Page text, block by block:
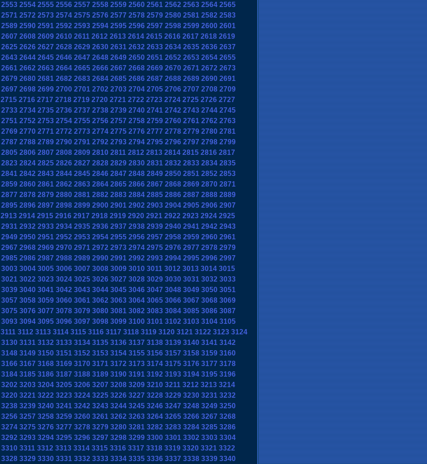
2553 2554 2555 2556 2557 2558 2559 2560 2561 2562 2563 2564 2565
2571 2572 2573 2574 2575 2576 2577 2578 2579 2580 2581 2582 2583
2589 2590 2591 2592 2593 2594 2595 2596 2597 2598 2599 2600 2601
2607 2608 2609 2610 2611 2612 2613 2614 2615 2616 2617 2618 2619
2625 2626 2627 2628 2629 2630 2631 2632 2633 2634 2635 2636 2637
2643 2644 2645 2646 2647 2648 2649 2650 2651 2652 2653 2654 2655
2661 2662 2663 2664 2665 2666 2667 2668 2669 2670 2671 2672 2673
2679 2680 2681 2682 2683 2684 2685 2686 2687 2688 2689 2690 2691
2697 2698 2699 2700 2701 2702 2703 2704 2705 2706 2707 2708 2709
2715 2716 2717 2718 2719 2720 2721 2722 2723 2724 2725 2726 2727
2733 2734 2735 2736 2737 2738 2739 2740 2741 2742 2743 2744 2745
2751 2752 2753 2754 2755 2756 2757 2758 2759 2760 2761 2762 2763
2769 2770 2771 2772 2773 2774 2775 2776 2777 2778 2779 2780 2781
2787 2788 2789 2790 2791 2792 2793 2794 2795 2796 2797 2798 2799
2805 2806 2807 2808 2809 2810 2811 2812 2813 2814 2815 2816 2817
2823 2824 2825 2826 2827 2828 2829 2830 2831 2832 2833 2834 2835
2841 2842 2843 2844 2845 2846 2847 2848 2849 2850 2851 2852 2853
2859 2860 2861 2862 2863 2864 2865 2866 2867 2868 2869 2870 2871
2877 2878 2879 2880 2881 2882 2883 2884 2885 2886 2887 2888 2889
2895 2896 2897 2898 2899 2900 2901 2902 2903 2904 2905 2906 2907
2913 2914 2915 2916 2917 2918 2919 2920 2921 2922 2923 2924 2925
2931 2932 2933 2934 2935 2936 2937 2938 2939 2940 2941 2942 2943
2949 2950 2951 2952 2953 2954 2955 2956 2957 2958 2959 2960 2961
2967 2968 2969 2970 2971 2972 2973 2974 2975 2976 2977 2978 2979
2985 2986 2987 2988 2989 2990 2991 2992 2993 2994 2995 2996 2997
3003 3004 3005 3006 3007 3008 3009 3010 3011 3012 3013 3014 3015
3021 3022 3023 3024 3025 3026 3027 3028 3029 3030 3031 3032 3033
3039 3040 3041 3042 3043 3044 3045 3046 3047 3048 3049 3050 3051
3057 3058 3059 3060 3061 3062 3063 3064 3065 3066 3067 3068 3069
3075 3076 3077 3078 3079 3080 3081 3082 3083 3084 3085 3086 3087
3093 3094 3095 3096 3097 3098 3099 3100 3101 3102 3103 3104 3105
3111 3112 3113 3114 3115 3116 3117 3118 3119 3120 3121 3122 3123 3124
3130 3131 3132 3133 3134 3135 3136 3137 3138 3139 3140 3141 3142
3148 3149 3150 3151 3152 3153 3154 3155 3156 3157 3158 3159 3160
3166 3167 3168 3169 3170 3171 3172 3173 3174 3175 3176 3177 3178
3184 3185 3186 3187 3188 3189 3190 3191 3192 3193 3194 3195 3196
3202 3203 3204 3205 3206 3207 3208 3209 3210 3211 3212 3213 3214
3220 3221 3222 3223 3224 3225 3226 3227 3228 3229 3230 3231 3232
3238 3239 3240 3241 3242 3243 3244 3245 3246 3247 3248 3249 3250
3256 3257 3258 3259 3260 3261 3262 3263 3264 3265 3266 3267 3268
3274 3275 3276 3277 3278 3279 3280 3281 3282 3283 3284 3285 3286
3292 3293 3294 3295 3296 3297 3298 3299 3300 3301 3302 3303 3304
3310 3311 3312 3313 3314 3315 3316 3317 3318 3319 3320 3321 3322
3328 3329 3330 3331 3332 3333 3334 3335 3336 3337 3338 3339 3340